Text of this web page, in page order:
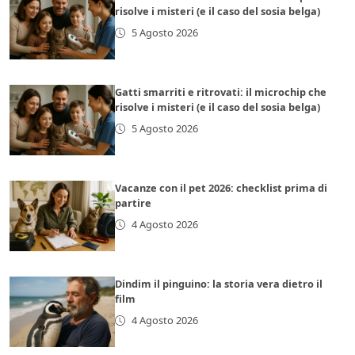
risolve i misteri (e il caso del sosia belga)
5 Agosto 2026
Gatti smarriti e ritrovati: il microchip che
risolve i misteri (e il caso del sosia belga)
5 Agosto 2026
Vacanze con il pet 2026: checklist prima di
partire
4 Agosto 2026
Dindim il pinguino: la storia vera dietro il
film
4 Agosto 2026